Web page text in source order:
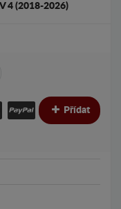
4 (2018-2026)
Přídat